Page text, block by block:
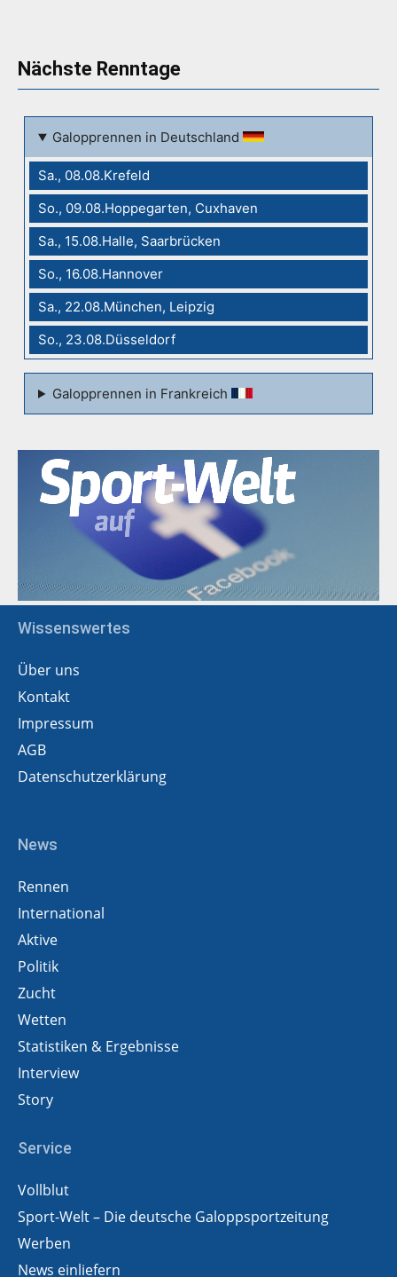
Nächste Renntage
Galopprennen in Deutschland
Sa., 08.08.Krefeld
So., 09.08.Hoppegarten, Cuxhaven
Sa., 15.08.Halle, Saarbrücken
So., 16.08.Hannover
Sa., 22.08.München, Leipzig
So., 23.08.Düsseldorf
Galopprennen in Frankreich
Wissenswertes
Über uns
Kontakt
Impressum
AGB
Datenschutzerklärung
News
Rennen
International
Aktive
Politik
Zucht
Wetten
Statistiken & Ergebnisse
Interview
Story
Service
Vollblut
Sport-Welt – Die deutsche Galoppsportzeitung
Werben
News einliefern